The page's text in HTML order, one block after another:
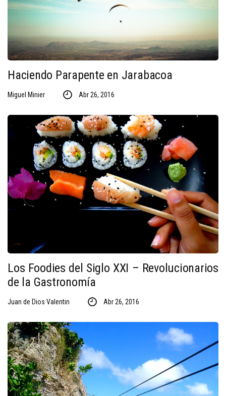
Haciendo Parapente en Jarabacoa
Miguel Minier Abr 26, 2016
Los Foodies del Siglo XXI – Revolucionarios
de la Gastronomía
Juan de Dios Valentin Abr 26, 2016